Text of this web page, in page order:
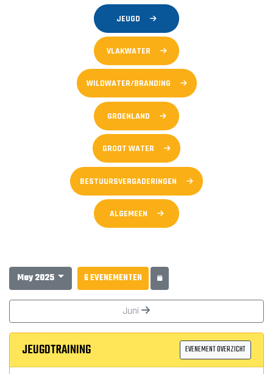
JEUGD
VLAKWATER
WILDWATER/BRANDING
GROENLAND
GROOT WATER
BESTUURSVERGADERINGEN
ALGEMEEN
May 2025 6 EVENEMENTEN
Juni
JEUGDTRAINING EVENEMENT OVERZICHT